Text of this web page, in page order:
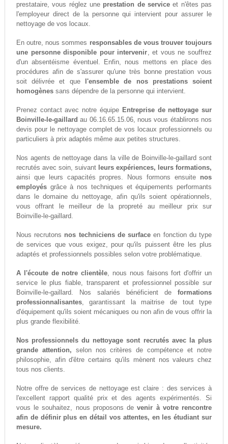
prestataire, vous réglez une prestation de service et n'êtes pas
l'employeur direct de la personne qui intervient pour assurer le
nettoyage de vos locaux.
En outre, nous sommes responsables de vous trouver toujours
une personne disponible pour intervenir, et vous ne souffrez
d'un absentéisme éventuel. Enfin, nous mettons en place des
procédures afin de s'assurer qu'une très bonne prestation vous
soit délivrée et que
l'ensemble de nos prestations soient
homogènessans dépendre de la personne qui intervient.
Prenez contact avec notre équipe Entreprise de nettoyage sur
Boinville-le-gaillard au 06.16.65.15.06, nous vous établirons nos
devis pour le nettoyage complet de vos locaux professionnels ou
particuliers à prix adaptés même aux petites structures.
Nos agents de nettoyage dans la ville de Boinville-le-gaillard sont
recrutés avec soin, suivant leurs expériences, leurs formations,
ainsi que leurs capacités propres. Nous formons ensuite nos
employésgrâce à nos techniques et équipements performants
dans le domaine du nettoyage, afin qu'ils soient opérationnels,
vous offrant le meilleur de la propreté au meilleur prix sur
Boinville-le-gaillard.
Nous recrutons nos techniciens de surface en fonction du type
de services que vous exigez, pour qu'ils puissent être les plus
adaptés et professionnels possibles selon votre problématique.
A l'écoute de notre clientèle, nous nous faisons fort d'offrir un
service le plus fiable, transparent et professionnel possible sur
Boinville-le-gaillard. Nos salariés bénéficient deformations
professionnalisantes, garantissant la maitrise de tout type
d'équipement qu'ils soient mécaniques ou non afin de vous offrir la
plus grande flexibilité.
Nos professionnels du nettoyage sont recrutés avec la plus
grande attention, selon nos critères de compétence et notre
philosophie, afin d'être certains qu'ils mènent nos valeurs chez
tous nos clients.
Notre offre de services de nettoyage est claire : des services à
l'excellent rapport qualité prix et des agents expérimentés. Si
vous le souhaitez, nous proposons devenir à votre rencontre
afin de définir plus en détail vos attentes, en les étudiant sur
mesure.